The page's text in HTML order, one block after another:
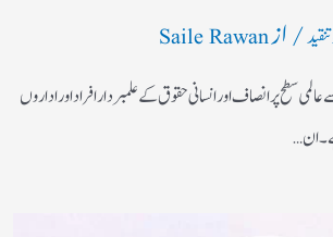
/ ازSaile Rawan
سطح پر انصاف اور انسانی حقوق کے علمبردار افراد اور اداروں
ان…